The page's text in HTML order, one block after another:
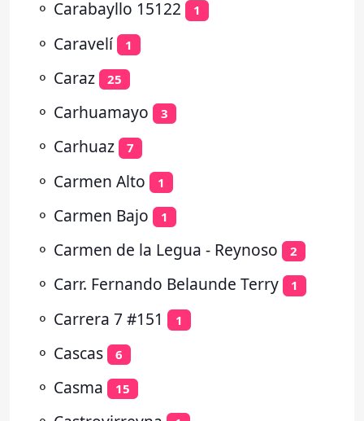
⚬ Carabayllo 15122 1
⚬ Caravelí 1
⚬ Caraz 25
⚬ Carhuamayo 3
⚬ Carhuaz 7
⚬ Carmen Alto 1
⚬ Carmen Bajo 1
⚬ Carmen de la Legua - Reynoso 2
⚬ Carr. Fernando Belaunde Terry 1
⚬ Carrera 7 #151 1
⚬ Cascas 6
⚬ Casma 15